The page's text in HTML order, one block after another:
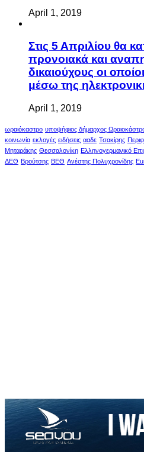
April 1, 2019
Στις 5 Απριλίου θα
προνοιακά και
δικαιούχους οι
μέσω της
April 1, 2019
ωραιόκαστρο υποψήφιος δήμαρχος
κοινωνία εκλογές ειδήσεις ααδε Τσακίρης
Μηταράκης Θεσσαλονίκη Ελληνογερμανικό
ΔΕΘ Βρούτσης ΒΕΘ Ανέστης Πολυχρονίδης